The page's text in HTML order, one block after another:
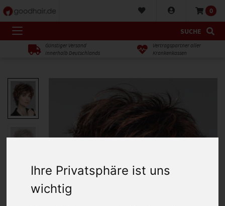
Ihre Privatsphäre ist uns
wichtig
0
SUCHE
Günstiger Versand
innerhalb Deutschlands
Vertragspartner aller
Krankenkassen